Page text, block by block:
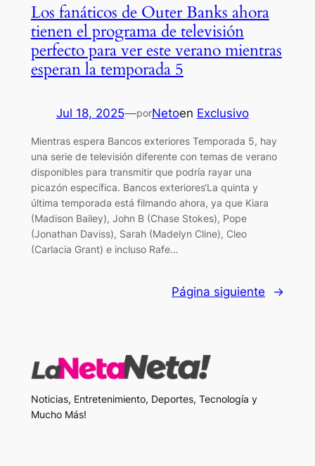
Los fanáticos de Outer Banks ahora
tienen el programa de televisión
perfecto para ver este verano mientras
esperan la temporada 5
Jul 18, 2025—porNetoen Exclusivo
Mientras espera Bancos exteriores Temporada 5, hay
una serie de televisión diferente con temas de verano
disponibles para transmitir que podría rayar una
picazón específica. Bancos exteriores‘La quinta y
última temporada está filmando ahora, ya que Kiara
(Madison Bailey), John B (Chase Stokes), Pope
(Jonathan Daviss), Sarah (Madelyn Cline), Cleo
(Carlacia Grant) e incluso Rafe…
Página siguiente →
Noticias, Entretenimiento, Deportes, Tecnología y
Mucho Más!